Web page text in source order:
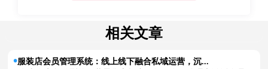
相关文章
服装店会员管理系统：线上线下融合私域运营，沉...